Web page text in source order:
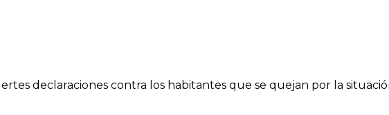
declaraciones contra los habitantes que se quejan por la